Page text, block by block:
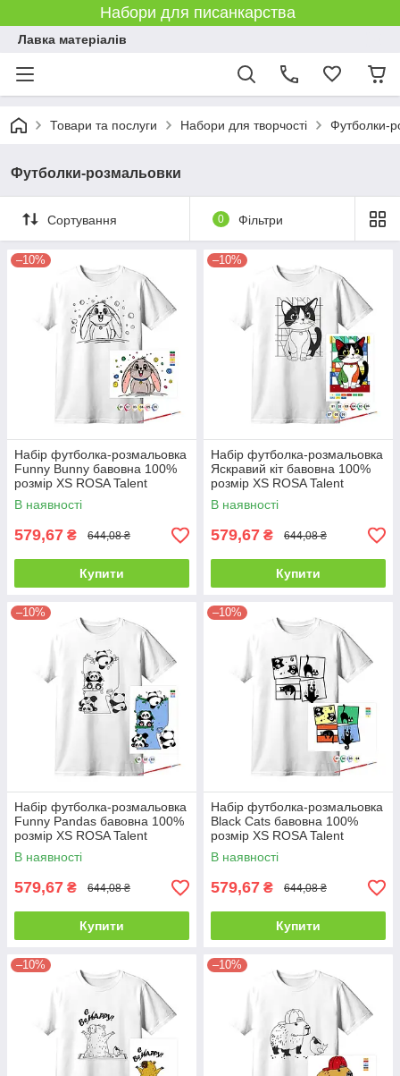
Набори для писанкарства
Лавка матеріалів
Товари та послуги Набори для творчості Футболки-
Футболки-розмальовки
Сортування 0 Фільтри
–10%
Набір футболка-розмальовка
Funny Вunny бавовна 100%
розмір XS ROSA Talent
В наявності
579,67 ₴ 644,08 ₴
Купити
–10%
Набір футболка-розмальовка
Яскравий кіт бавовна 100%
розмір XS ROSA Talent
В наявності
579,67 ₴ 644,08 ₴
Купити
–10%
Набір футболка-розмальовка
Funny Рandas бавовна 100%
розмір XS ROSA Talent
В наявності
579,67 ₴ 644,08 ₴
Купити
–10%
Набір футболка-розмальовка
Black Cats бавовна 100%
розмір XS ROSA Talent
В наявності
579,67 ₴ 644,08 ₴
Купити
–10% –10%